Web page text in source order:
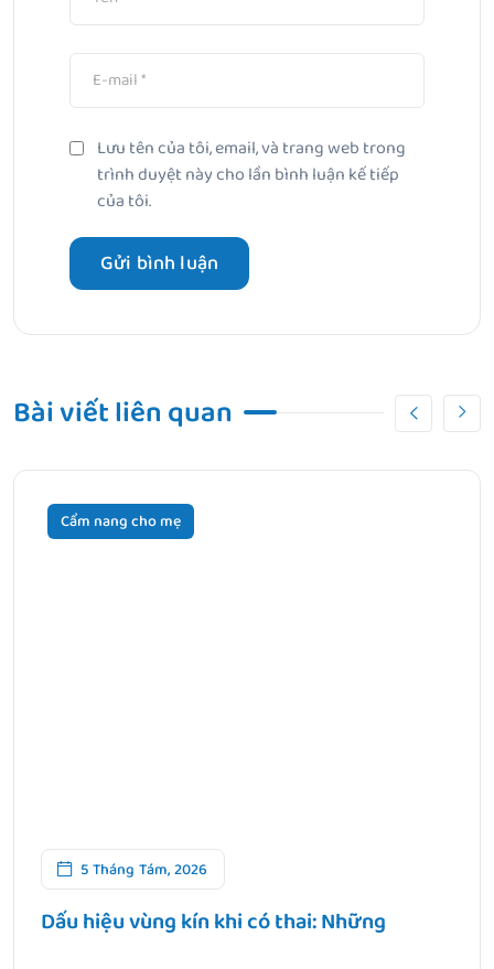
Lưu tên của tôi, email, và trang web trong
trình duyệt này cho lần bình luận kế tiếp
của tôi.
Bài viết liên quan
Cẩm nang cho mẹ
5 Tháng Tám, 2026
Dấu hiệu vùng kín khi có thai: Những